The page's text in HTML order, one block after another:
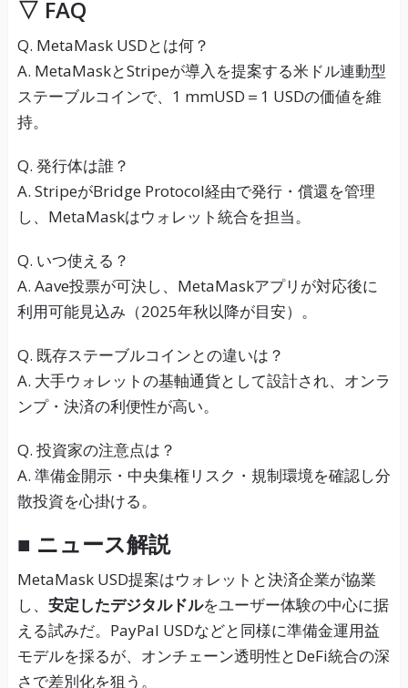
▽ FAQ
Q. MetaMask USDとは何？
A. MetaMaskとStripeが導入を提案する米ドル連動型
ステーブルコインで、1 mmUSD＝1 USDの価値を維
持。
Q. 発行体は誰？
A. StripeがBridge Protocol経由で発行・償還を管理
し、MetaMaskはウォレット統合を担当。
Q. いつ使える？
A. Aave投票が可決し、MetaMaskアプリが対応後に
利用可能見込み（2025年秋以降が目安）。
Q. 既存ステーブルコインとの違いは？
A. 大手ウォレットの基軸通貨として設計され、オンラ
ンプ・決済の利便性が高い。
Q. 投資家の注意点は？
A. 準備金開示・中央集権リスク・規制環境を確認し分
散投資を心掛ける。
■ ニュース解説
MetaMask USD提案はウォレットと決済企業が協業
し、 安定したデジタルドルをユーザー体験の中心に据
える試みだ。PayPal USDなどと同様に準備金運用益
モデルを採るが、オンチェーン透明性とDeFi統合の深
さで差別化を狙う。